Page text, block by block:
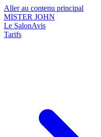
Aller au contenu principal
MISTER JOHN
Le SalonAvis
Tarifs